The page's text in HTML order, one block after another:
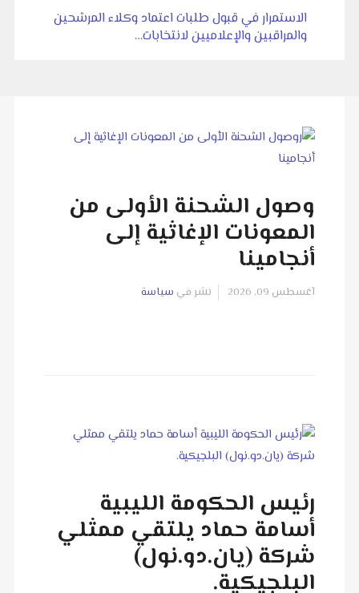
الاستمرار في قبول طلبات اعتماد وكلاء المرشحين
والمراقبين والإعلاميين لانتخابات…
وصول الشحنة الأولى من
المعونات الإغاثية إلى
أنجامينا
آغسطس 09, 2026 نشر في سياسة
رئيس الحكومة الليبية
أسامة حماد يلتقي ممثلي
شركة (يان.دو.نول)
البلجيكية.